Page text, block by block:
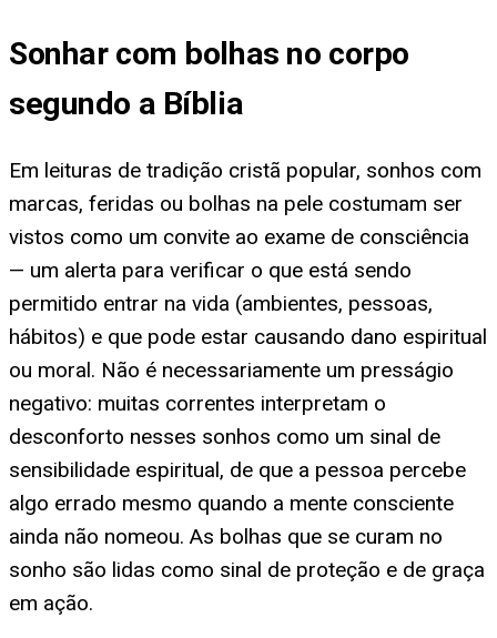
Sonhar com bolhas no corpo
segundo a Bíblia
Em leituras de tradição cristã popular, sonhos com
marcas, feridas ou bolhas na pele costumam ser
vistos como um convite ao exame de consciência
— um alerta para verificar o que está sendo
permitido entrar na vida (ambientes, pessoas,
hábitos) e que pode estar causando dano espiritual
ou moral. Não é necessariamente um presságio
negativo: muitas correntes interpretam o
desconforto nesses sonhos como um sinal de
sensibilidade espiritual, de que a pessoa percebe
algo errado mesmo quando a mente consciente
ainda não nomeou. As bolhas que se curam no
sonho são lidas como sinal de proteção e de graça
em ação.